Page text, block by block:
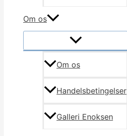
Om os
Om os
Handelsbetingelser
Galleri Enoksen